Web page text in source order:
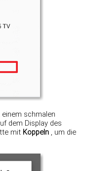
schmalen
dem Display des
mit Koppeln, um die